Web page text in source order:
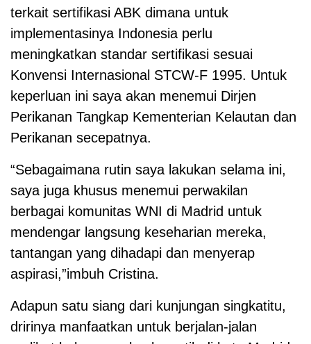
terkait sertifikasi ABK dimana untuk
implementasinya Indonesia perlu
meningkatkan standar sertifikasi sesuai
Konvensi Internasional STCW-F 1995. Untuk
keperluan ini saya akan menemui Dirjen
Perikanan Tangkap Kementerian Kelautan dan
Perikanan secepatnya.
“Sebagaimana rutin saya lakukan selama ini,
saya juga khusus menemui perwakilan
berbagai komunitas WNI di Madrid untuk
mendengar langsung keseharian mereka,
tantangan yang dihadapi dan menyerap
aspirasi,”imbuh Cristina.
Adapun satu siang dari kunjungan singkatitu,
dririnya manfaatkan untuk berjalan-jalan